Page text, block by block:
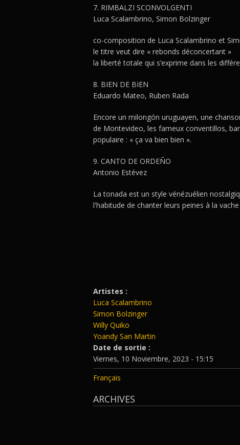
7. RIMBALZI SCONVOLGENTI
Luca Scalambrino, Simon Bolzinger
co-composition de Luca Scalambrino et
le titre veut dire « rebonds déconcertant »
la liberté totale qui s’exprime dans les
8. BIEN DE BIEN
Eduardo Mateo, Ruben Rada
Encore un milongón uruguayen, une
de Montevideo, les fameux conventillos,
populaire : « ça va bien bien ».
9. CANTO DE ORDEÑO
Antonio Estévez
La tonada est un style vénézuélien
l'habitude de chanter leurs peines à la
Artistes :
Luca Scalambrino
Simon Bolzinger
Willy Quiko
Yoandy San Martin
Date de sortie :
Viernes, 10 Noviembre, 2023 - 15:15
Français
ARCHIVES